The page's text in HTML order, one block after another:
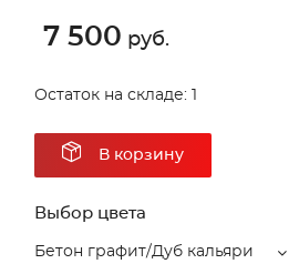
7 500 руб.
Остаток на складе: 1
В корзину
Выбор цвета
Бетон графит/Дуб кальяри